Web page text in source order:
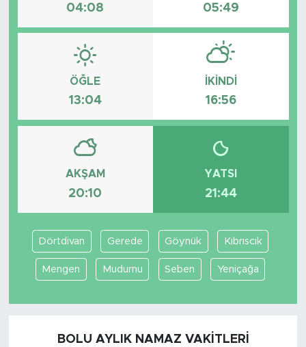
04:08 05:49
ÖĞLE
13:04
İKINDI
16:56
AKŞAM
20:10
YATSI
21:44
Dörtdivan Gerede Göynük Kıbrıscık
Mengen Mudurnu Seben Yeniçağa
BOLU AYLIK NAMAZ VAKITLERI